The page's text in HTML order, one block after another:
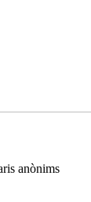
anònims